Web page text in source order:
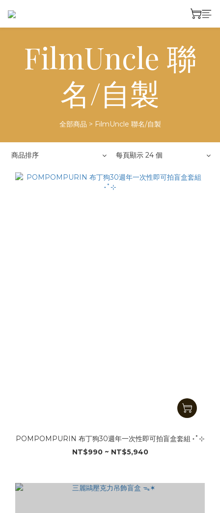
FilmUncle 聯
名/自製
全部商品 > FilmUncle 聯名/自製
商品排序 每頁顯示 24 個
POMPOMPURIN 布丁狗30週年一次性即可拍盲盒套組 ˖˚⊹
NT$990 ~ NT$5,940